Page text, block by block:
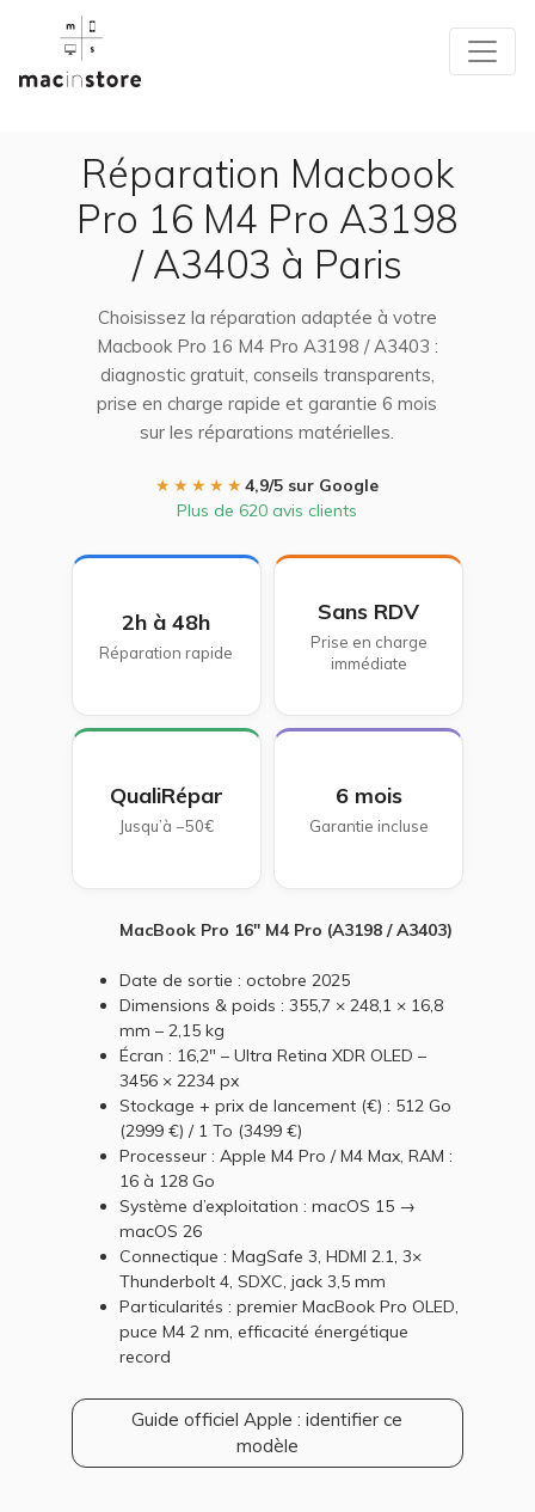
Réparation Macbook
Pro 16 M4 Pro A3198
/ A3403 à Paris
Choisissez la réparation adaptée à votre
Macbook Pro 16 M4 Pro A3198 / A3403 :
diagnostic gratuit, conseils transparents,
prise en charge rapide et garantie 6 mois
sur les réparations matérielles.
★★★★★4,9/5 sur Google
Plus de 620 avis clients
2h à 48h
Réparation rapide
Sans RDV
Prise en charge
immédiate
QualiRépar
Jusqu’à −50€
6 mois
Garantie incluse
MacBook Pro 16" M4 Pro (A3198 / A3403)
Date de sortie : octobre 2025
Dimensions & poids : 355,7 × 248,1 × 16,8
mm – 2,15 kg
Écran : 16,2" – Ultra Retina XDR OLED –
3456 × 2234 px
Stockage + prix de lancement (€) : 512 Go
(2999 €) / 1 To (3499 €)
Processeur : Apple M4 Pro / M4 Max, RAM :
16 à 128 Go
Système d’exploitation : macOS 15 →
macOS 26
Connectique : MagSafe 3, HDMI 2.1, 3×
Thunderbolt 4, SDXC, jack 3,5 mm
Particularités : premier MacBook Pro OLED,
puce M4 2 nm, efficacité énergétique
record
Guide officiel Apple : identifier ce
modèle